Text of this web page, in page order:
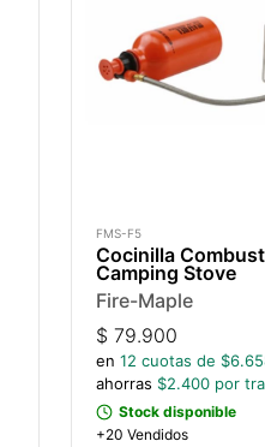
FMS-F5
Cocinilla
Camping Stove
Fire-Maple
$79.900
en 12 cuotas de $
ahorras $2.400 por
Stock disponible
+20 Vendidos